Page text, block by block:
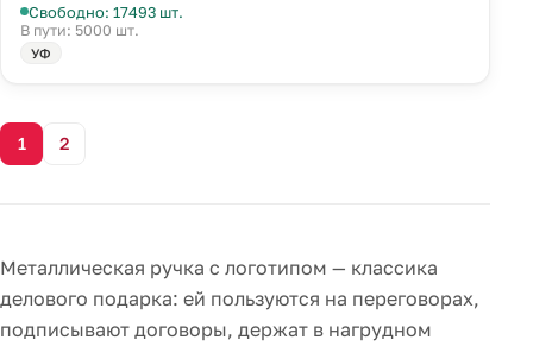
Свободно: 17493 шт.
В пути: 5000 шт.
УФ
1 2
Металлическая ручка с логотипом — классика
делового подарка: ей пользуются на переговорах,
подписывают договоры, держат в нагрудном